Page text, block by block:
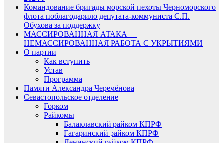
Командование бригады морской пехоты Черноморского
флота поблагодарило депутата-коммуниста С.П.
Обухова за поддержку
МАССИРОВАННАЯ АТАКА —
НЕМАССИРОВАННАЯ РАБОТА С УКРЫТИЯМИ
О партии
Как вступить
Устав
Программа
Памяти Александра Черемёнова
Севастопольское отделение
Горком
Райкомы
Балаклавский райком КПРФ
Гагаринский райком КПРФ